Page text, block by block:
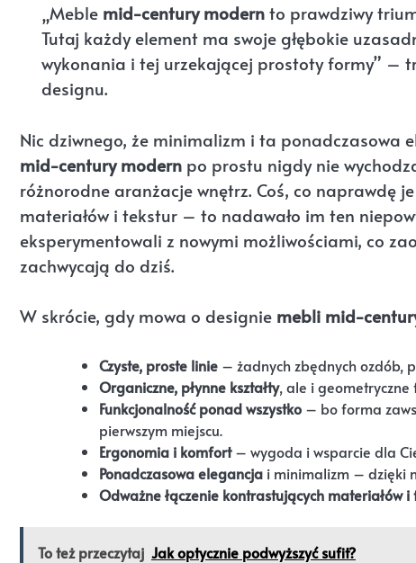
„Meble mid-century modernto prawdziwy
Tutaj każdy element ma swoje głębokie
wykonania i tej urzekającej prostoty formy” –
designu.
Nic dziwnego, że minimalizm i ta ponadczasowa
mid-century modern po prostu nigdy nie
różnorodne aranżacje wnętrz. Coś, co naprawdę
materiałów i tekstur – to nadawało im ten
eksperymentowali z nowymi możliwościami, co
zachwycają do dziś.
W skrócie, gdy mowa o designie mebli mid-
Czyste, proste linie – żadnych zbędnych ozdób,
Organiczne, płynne kształty, ale i
Funkcjonalność ponad wszystko – bo forma
pierwszym miejscu.
Ergonomia i komfort– wygoda i wsparcie dla
Ponadczasowa elegancja i minimalizm – dzięki
Odważne łączenie kontrastujących materiałów
To też przeczytaj Jak optycznie podwyższyć sufit?